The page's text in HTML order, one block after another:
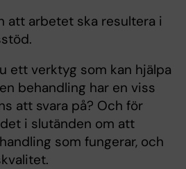
att arbetet ska resultera i
ett verktyg som kan hjälpa
behandling har en viss
att svara på? Och för
i slutänden om att
som fungerar, och